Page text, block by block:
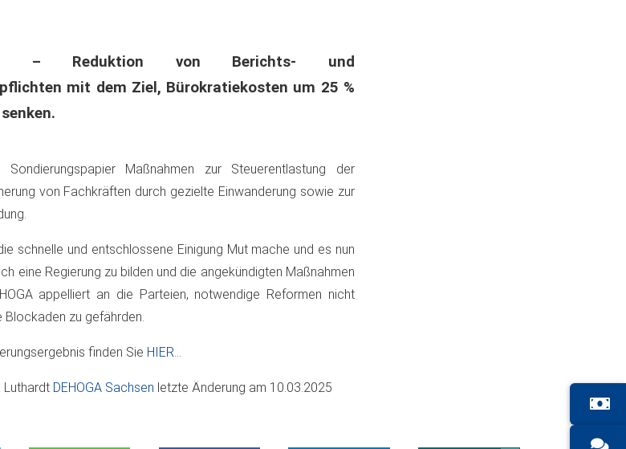
– Reduktion von Berichts- und
mit dem Ziel, Bürokratiekosten um 25 %
Maßnahmen zur Steuerentlastung der
von Fachkräften durch gezielte Einwanderung sowie zur
schnelle und entschlossene Einigung Mut mache und es nun
eine Regierung zu bilden und die angekündigten Maßnahmen
appelliert an die Parteien, notwendige Reformen nicht
zu gefährden.
finden Sie HIER…
Luthardt DEHOGA Sachsen letzte Änderung am 10.03.2025